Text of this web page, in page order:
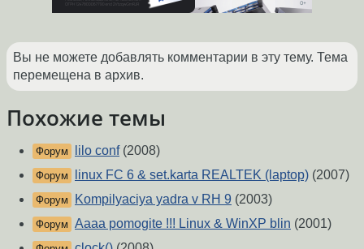
Вы не можете добавлять комментарии в эту тему. Тема
перемещена в архив.
Похожие темы
Форум lilo conf(2008)
Форум linux FC 6 & set.karta REALTEK (laptop) (2007)
Форум Kompilyaciya yadra v RH 9 (2003)
Форум Aaaa pomogite !!! Linux & WinXP blin (2001)